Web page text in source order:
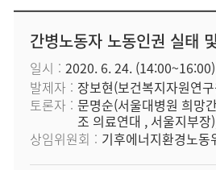
간병노동자 노동인권 실태
일시 2020. 6. 24. (14:00~16:00)
발제자
장보현(보건복지자원연
토론자
문명순(서울대병원 희망
조 의료연대 , 서울지부
상임위원회
기후에너지환경노동